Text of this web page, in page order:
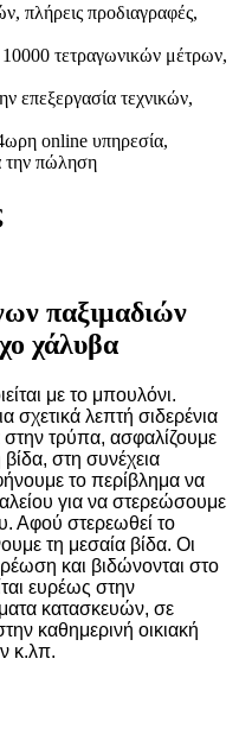
πλήρεις προδιαγραφές,
τετραγωνικών μέτρων,
επεξεργασία τεχνικών,
online υπηρεσία,
την πώληση
παξιμαδιών
χάλυβα
με το μπουλόνι.
σχετικά λεπτή σιδερένια
τρύπα, ασφαλίζουμε
βίδα, στη συνέχεια
το περίβλημα να
για να στερεώσουμε
Αφού στερεωθεί το
τη μεσαία βίδα. Οι
και βιδώνονται στο
ευρέως στην
κατασκευών, σε
καθημερινή οικιακή
κ.λπ.